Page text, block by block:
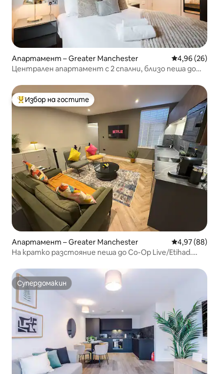
Апартамент – Greater Manchester Средна
4,96 (26)
Централен апартамент с 2 спални, близо пеша до
Най-популярен избор на гостите
Избор на гостите
Апартамент – Greater Manchester Средна
4,97 (88)
На кратко разстояние пеша до Co-Op Live/Etihad.
Супердомакин
Супердомакин